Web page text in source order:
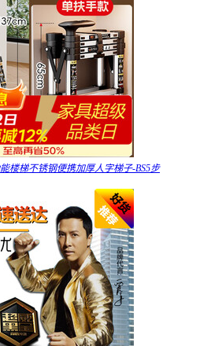
楼梯不锈钢便携加厚人字梯子-BS5步